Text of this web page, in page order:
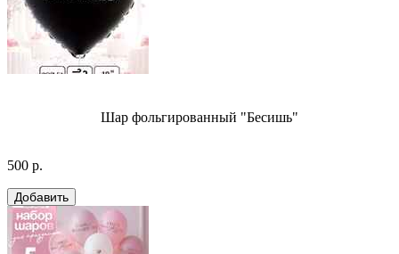
Шар фольгированный "Бесишь"
500 р.